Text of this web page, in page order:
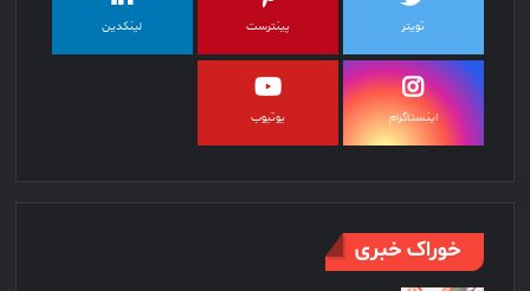
تویتر پینترست لینکدین
اینستاگرام یوتیوب
خوراک خبری